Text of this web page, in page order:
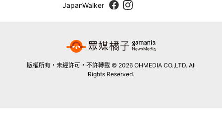
JapanWalker
版權所有，未經許可，不許轉載 © 2026 OHMEDIA CO.,LTD. All
Rights Reserved.